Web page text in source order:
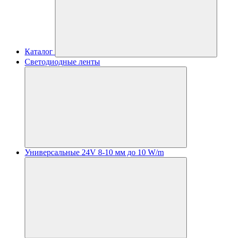
Каталог
Светодиодные ленты
Универсальные 24V 8-10 мм до 10 W/m